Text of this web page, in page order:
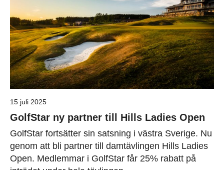
15 juli 2025
GolfStar ny partner till Hills Ladies Open
GolfStar fortsätter sin satsning i västra Sverige. Nu
genom att bli partner till damtävlingen Hills Ladies
Open. Medlemmar i GolfStar får 25% rabatt på